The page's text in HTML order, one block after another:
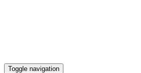
Toggle navigation